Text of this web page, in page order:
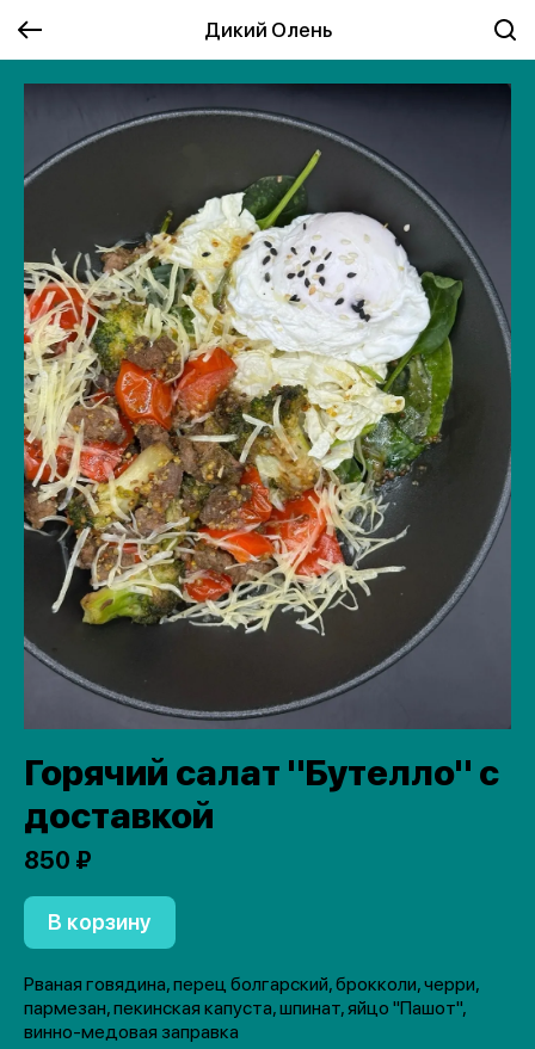
Дикий Олень
Горячий салат "Бутелло" с
доставкой
850 ₽
В корзину
Рваная говядина, перец болгарский, брокколи, черри,
пармезан, пекинская капуста, шпинат, яйцо "Пашот",
винно-медовая заправка